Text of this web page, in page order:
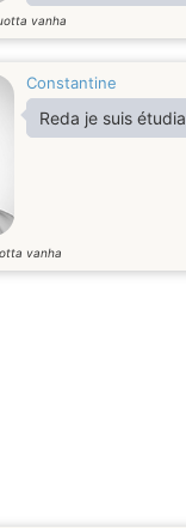
évaluer ma
que je suis a
Le reste je vous le
café
vanha
Constantine
Reda je suis
vanha